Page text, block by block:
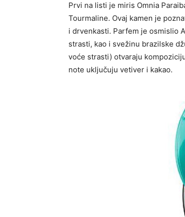
Prvi na listi je miris Omnia
Tourmaline. Ovaj kamen je
i drvenkasti. Parfem je osmislio
strasti, kao i svežinu brazilske
voće strasti) otvaraju
note uključuju vetiver i kakao.